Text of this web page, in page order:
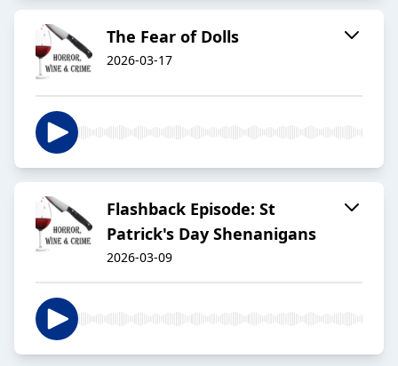
The Fear of Dolls
2026-03-17
Flashback Episode: St
Patrick's Day Shenanigans
2026-03-09